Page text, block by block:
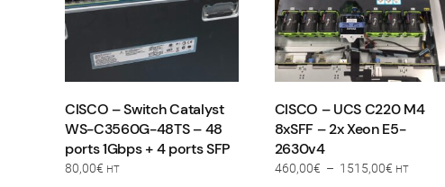
CISCO – Switch Catalyst
WS-C3560G-48TS – 48
ports 1Gbps + 4 ports SFP
80,00€ HT
CISCO – UCS C220 M4
8xSFF – 2x Xeon E5-
2630v4
460,00€ – 1515,00€Plage
HT